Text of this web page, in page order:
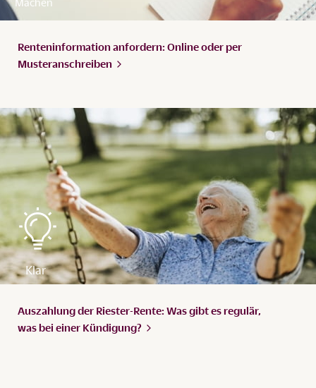
Renteninformation anfordern: Online oder per
Musteranschreiben
Auszahlung der Riester-Rente: Was gibt es regulär,
was bei einer Kündigung?